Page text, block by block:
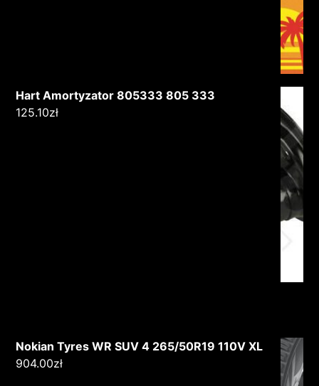
Hart Amortyzator 805333 805 333
125.10zł
Nokian Tyres WR SUV 4 265/50R19 110V XL
904.00zł